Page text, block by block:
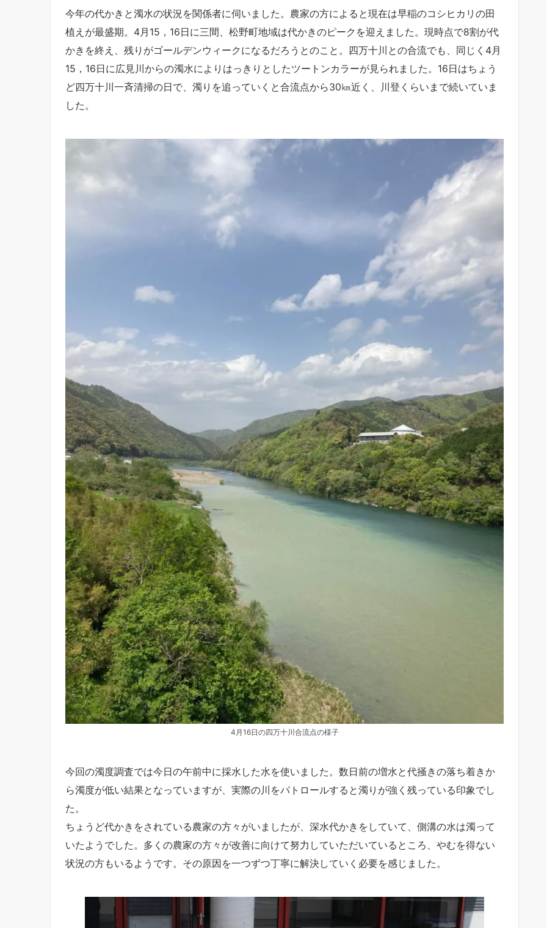
今年の代かきと濁水の状況を関係者に伺いました。農家の方によると現在は早稲のコシヒカリの田
植えが最盛期。4月15，16日に三間、松野町地域は代かきのピークを迎えました。現時点で8割が代
かきを終え、残りがゴールデンウィークになるだろうとのこと。四万十川との合流でも、同じく4月
15，16日に広見川からの濁水によりはっきりとしたツートンカラーが見られました。16日はちょう
ど四万十川一斉清掃の日で、濁りを追っていくと合流点から30㎞近く、川登くらいまで続いていま
した。
4月16日の四万十川合流点の様子
今回の濁度調査では今日の午前中に採水した水を使いました。数日前の増水と代掻きの落ち着きか
ら濁度が低い結果となっていますが、実際の川をパトロールすると濁りが強く残っている印象でし
た。
ちょうど代かきをされている農家の方々がいましたが、深水代かきをしていて、側溝の水は濁って
いたようでした。多くの農家の方々が改善に向けて努力していただいているところ、やむを得ない
状況の方もいるようです。その原因を一つずつ丁寧に解決していく必要を感じました。